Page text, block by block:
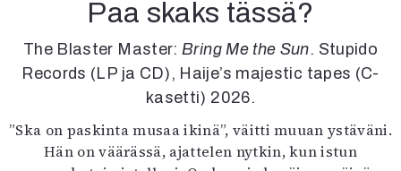
Sámegillii
Pääkirjoitus
Paperilehdestä
Oulu2026
Näyttelyt
Musiikki
Levyt
Paa skaks tässä?
The Blaster Master:Bring Me the Sun. Stupido
Records (LP ja CD), Haije’s majestic tapes (C-
kasetti) 2026.
”Ska on paskinta musaa ikinä”, väitti muuan ystäväni.
Hän on väärässä, ajattelen nytkin, kun istun